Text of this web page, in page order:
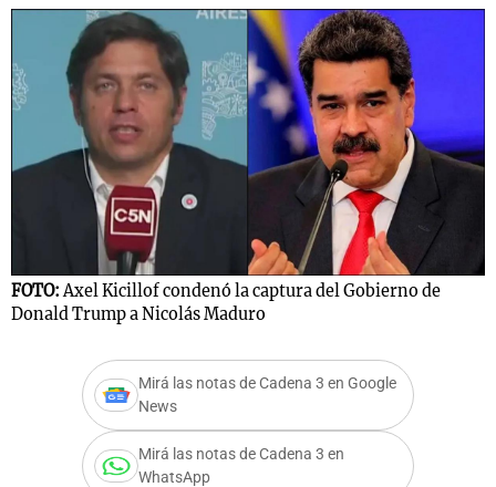
FOTO:Axel Kicillof condenó la captura del Gobierno de
Donald Trump a Nicolás Maduro
Mirá las notas de Cadena 3 en Google
News
Mirá las notas de Cadena 3 en
WhatsApp
Notas
Mundial 2026
Notas
La Sole en
Cadena 3